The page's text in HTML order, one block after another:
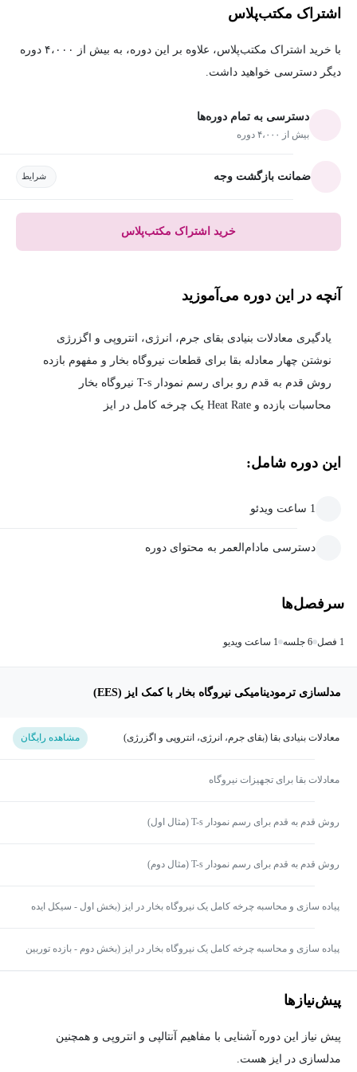
اشتراک مکتب‌پلاس
با خرید اشتراک مکتب‌پلاس، علاوه بر این دوره، به بیش از ۴،۰۰۰ دوره
دیگر دسترسی خواهید داشت.
دسترسی به تمام دوره‌ها
بیش از ۴،۰۰۰ دوره
ضمانت بازگشت وجه شرایط
خرید اشتراک مکتب‌پلاس
آنچه در این دوره می‌آموزید
یادگیری معادلات بنیادی بقای جرم، انرژی، انتروپی و اگزرژی
نوشتن چهار معادله بقا برای قطعات نیروگاه بخار و مفهوم بازده
روش قدم به قدم رو برای رسم نمودار T-s نیروگاه بخار
محاسبات بازده و Heat Rate یک چرخه کامل در ایز
این دوره شامل:
1 ساعت ویدئو
دسترسی مادام‌العمر به محتوای دوره
سرفصل‌ها
1 فصل 6 جلسه 1 ساعت ویدیو
مدلسازی ترمودینامیکی نیروگاه بخار با کمک ایز (EES)
معادلات بنیادی بقا (بقای جرم، انرژی، انتروپی و اگزرژی) مشاهده رایگان
معادلات بقا برای تجهیزات نیروگاه
روش قدم به قدم برای رسم نمودار T-s (مثال اول)
روش قدم به قدم برای رسم نمودار T-s (مثال دوم)
پیاده سازی و محاسبه چرخه کامل یک نیروگاه بخار در ایز (بخش اول - سیکل ایده
پیاده سازی و محاسبه چرخه کامل یک نیروگاه بخار در ایز (بخش دوم - بازده توربین
پیش‌نیاز‌ها
پیش نیاز این دوره آشنایی با مفاهیم آنتالپی و انتروپی و همچنین
مدلسازی در ایز هست.